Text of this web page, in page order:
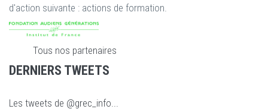
d'action suivante : actions de formation.
Tous nos partenaires
DERNIERS TWEETS
Les tweets de @grec_info...